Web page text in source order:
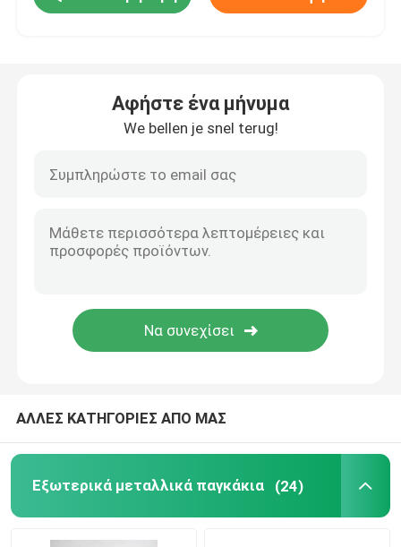
Υπαίθριοι πίνακες πικ-νίκ
υπαίθρια δοχεία ανακύκλωσης
Αφήστε ένα μήνυμα
We bellen je snel terug!
ΑΛΛΕΣ ΚΑΤΗΓΟΡΙΕΣ ΑΠΟ ΜΑΣ
Εξωτερικά μεταλλικά παγκάκια (24)